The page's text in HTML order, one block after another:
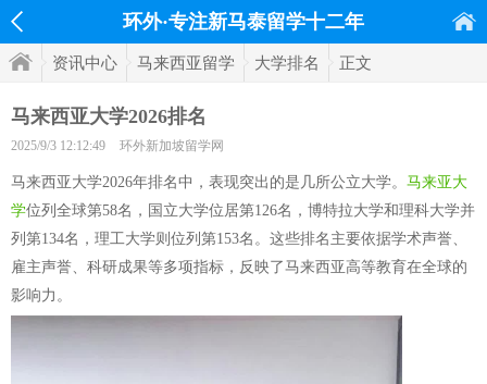
环外·专注新马泰留学十二年
资讯中心 马来西亚留学 大学排名 正文
马来西亚大学2026排名
2025/9/3 12:12:49 环外新加坡留学网
马来西亚大学2026年排名中，表现突出的是几所公立大学。 马来亚大
学位列全球第58名，国立大学位居第126名，博特拉大学和理科大学并
列第134名，理工大学则位列第153名。这些排名主要依据学术声誉、
雇主声誉、科研成果等多项指标，反映了马来西亚高等教育在全球的
影响力。